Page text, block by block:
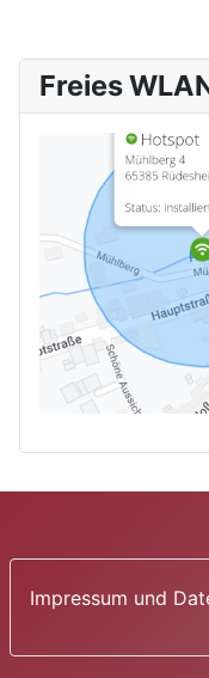
Freies
Impressum und